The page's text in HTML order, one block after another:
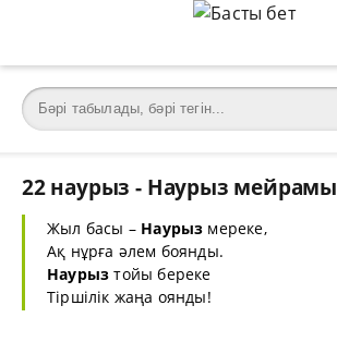
22 наурыз - Наурыз мейрамы
Жыл басы – Наурыз мереке,
Ақ нұрға әлем боянды.
Наурыз тойы береке
Тіршілік жаңа оянды!